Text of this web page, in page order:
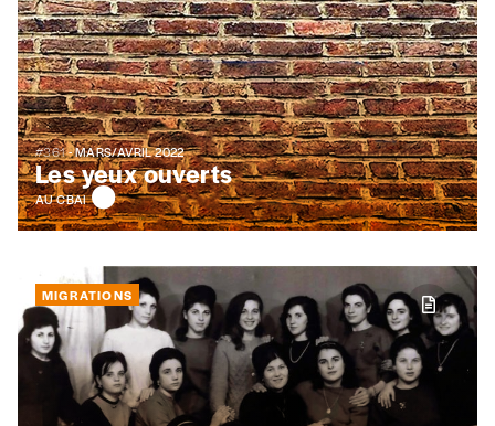
#361- MARS/AVRIL 2022
Les yeux ouverts
AU CBAI
MIGRATIONS